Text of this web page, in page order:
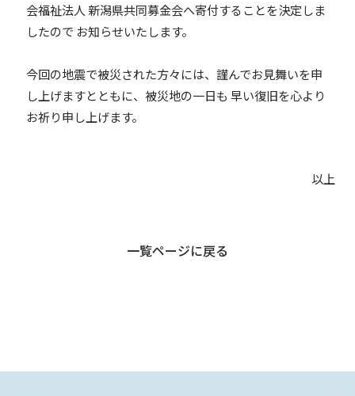
会福祉法人 新潟県共同募金会へ寄付することを決定しま
したので お知らせいたします。
今回の地震で被災された方々には、謹んでお見舞いを申
し上げますとともに、被災地の一日も 早い復旧を心より
お祈り申し上げます。
以上
一覧ページに戻る